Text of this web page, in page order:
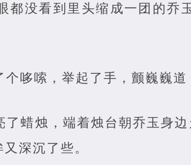
都没看到里头缩成一团的乔
哆嗦，举起了手，颤巍巍道
蜡烛，端着烛台朝乔玉身
深沉了些。